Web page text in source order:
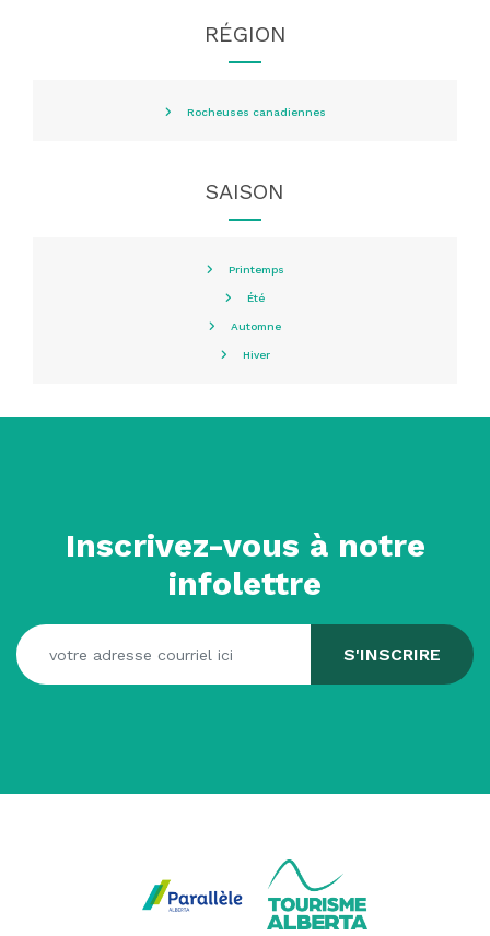
RÉGION
Rocheuses canadiennes
SAISON
Printemps
Été
Automne
Hiver
Inscrivez-vous à notre
infolettre